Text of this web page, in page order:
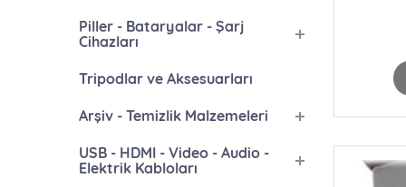
Piller - Bataryalar - Şarj
Cihazları
Tripodlar ve Aksesuarları
Arşiv - Temizlik Malzemeleri
USB - HDMI - Video - Audio -
Elektrik Kabloları